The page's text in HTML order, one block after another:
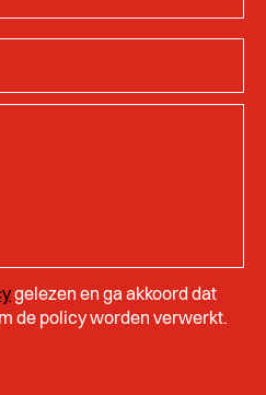
gelezen en ga akkoord dat
de policy worden verwerkt.